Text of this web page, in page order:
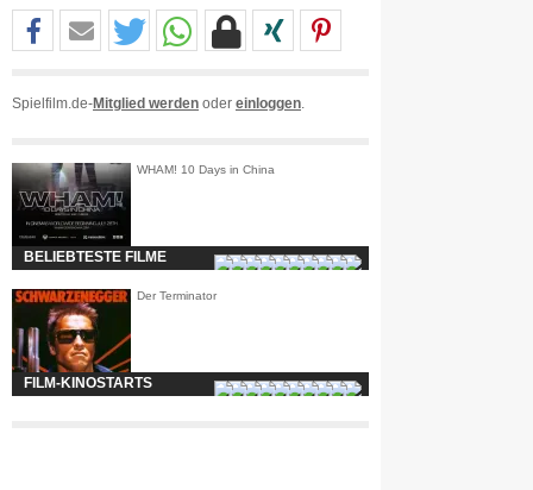
Spielfilm.de-Mitglied werden oder einloggen
WHAM! 10 Days in China
BELIEBTESTE FILME
Der Terminator
FILM-KINOSTARTS